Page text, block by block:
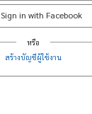
Sign in with Facebook
หรือ
สร้างบัญชีผู้ใช้งาน